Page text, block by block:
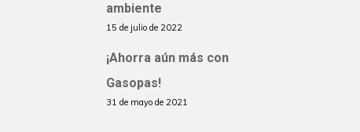
ambiente
15 de julio de 2022
¡Ahorra aún más con
Gasopas!
31 de mayo de 2021